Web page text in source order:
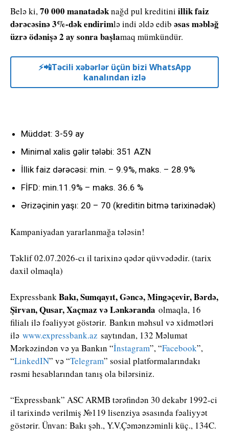
Belə ki,70 000 manatadəknağd pul kreditini illik faiz
dərəcəsinə 3%-dək endirimlə indi əldə edib əsas məbləğ
üzrə ödənişə 2 ay sonra başlamaq mümkündür.
⚡️📲Təcili xəbərlər üçün bizi WhatsApp
kanalından izlə
Müddət: 3-59 ay
Minimal xalis gəlir tələbi: 351 AZN
İllik faiz dərəcəsi: min. – 9.9%, maks. – 28.9%
FİFD: min.11.9% – maks. 36.6 %
Ərizəçinin yaşı: 20 – 70 (kreditin bitmə tarixinədək)
Kampaniyadan yararlanmağa tələsin!
Təklif 02.07.2026-cı il tarixinə qədər qüvvədədir. (tarix
daxil olmaqla)
ExpressbankBakı, Sumqayıt, Gəncə, Mingəçevir, Bərdə,
Şirvan, Qusar, Xaçmaz və Lənkəranda olmaqla, 16
filialı ilə fəaliyyət göstərir. Bankın məhsul və xidmətləri
ilə www.expressbank.az saytından, 132 Məlumat
Mərkəzindən və ya Bankın “İnstagram”, “Facebook”,
“LinkedIN” və “Telegram” sosial platformalarındakı
rəsmi hesablarından tanış ola bilərsiniz.
“Expressbank” ASC ARMB tərəfindən 30 dekabr 1992-ci
il tarixində verilmiş №119 lisenziya əsasında fəaliyyət
göstərir. Ünvan: Bakı şəh., Y.V.Çəmənzəminli küç., 134C.